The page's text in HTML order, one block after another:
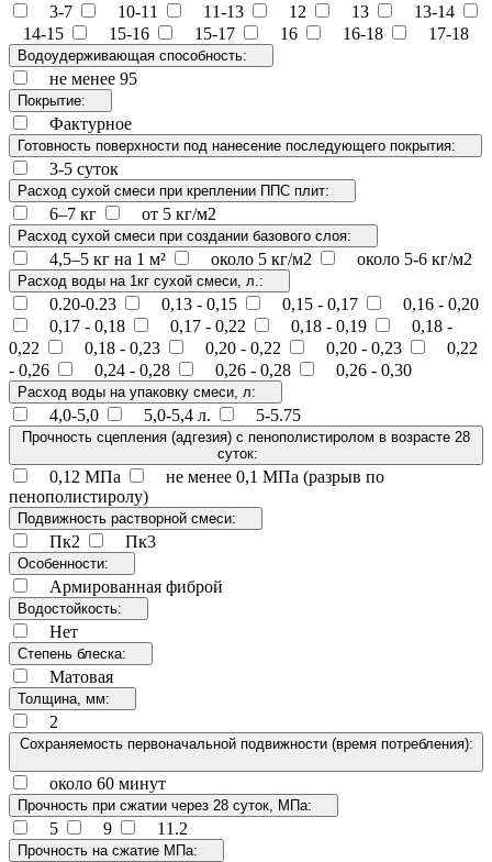
3-7 10-11 11-13 12 13
13-14
14-15
15-16 15-17 16 16-18 17-18
Водоудерживающая способность:
не менее 95
Покрытие:
Фактурное
Готовность поверхности под нанесение последующего покрытия:
3-5 суток
Расход сухой смеси при креплении ППС плит:
6–7 кг от 5 кг/м2
Расход сухой смеси при создании базового слоя:
4,5–5 кг на 1 м² около 5 кг/м2 около 5-6 кг/м2
Расход воды на 1кг сухой смеси, л.:
0.20-0.23 0,13 - 0,15 0,15 - 0,17
0,16 - 0,20
0,17 - 0,18
0,17 - 0,22 0,18 - 0,19
0,18 -
0,22
0,18 - 0,23 0,20 - 0,22 0,20 - 0,23
0,22
- 0,26
0,24 - 0,28 0,26 - 0,28 0,26 - 0,30
Расход воды на упаковку смеси, л:
4,0-5,0 5,0-5,4 л. 5-5.75
Прочность сцепления (адгезия) с пенополистиролом в возрасте 28
суток:
0,12 МПа
не менее 0,1 МПа (разрыв по
пенополистиролу)
Подвижность растворной смеси:
Пк2 Пк3
Особенности:
Армированная фиброй
Водостойкость:
Нет
Степень блеска:
Матовая
Толщина, мм:
2
Сохраняемость первоначальной подвижности (время потребления):
около 60 минут
Прочность при сжатии через 28 суток, МПа:
5 9 11.2
Прочность на сжатие МПа: